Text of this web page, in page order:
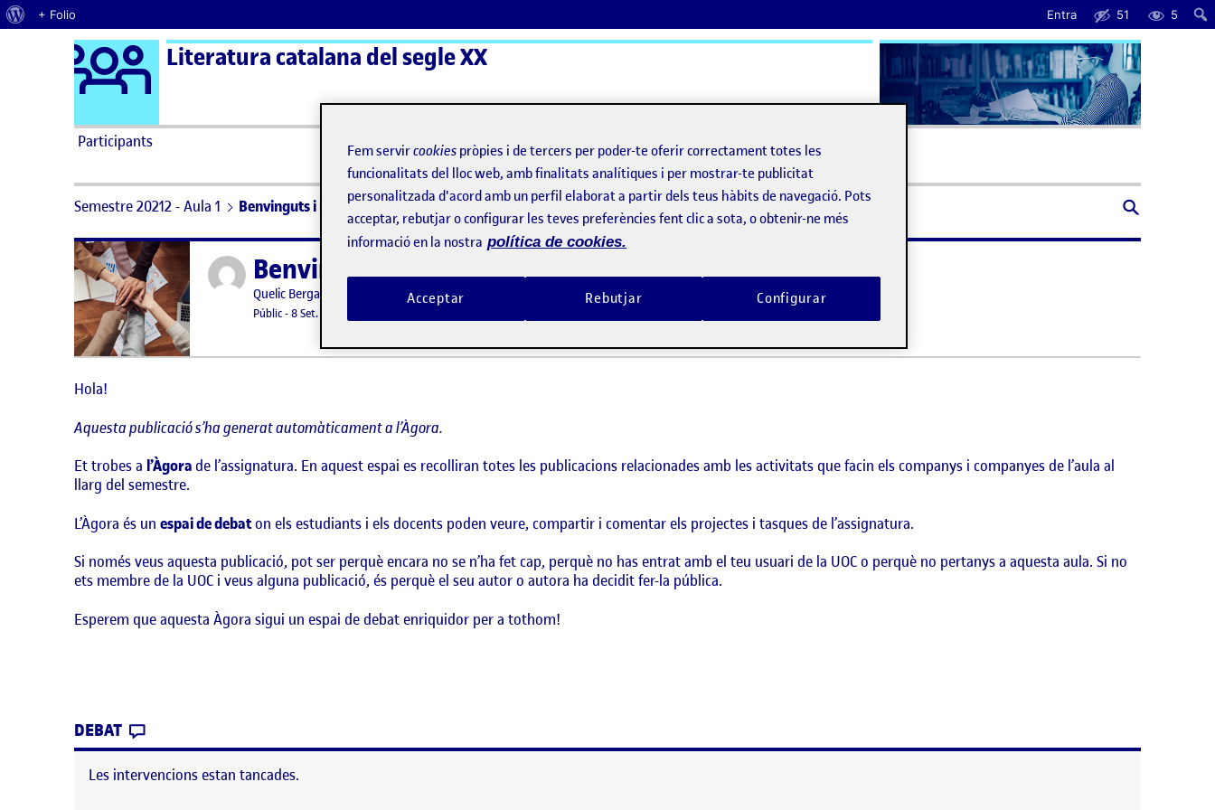
Quant al WordPress
+ Folio Entra 51 5
Saltar al contingut Logo Ágora
Literatura catalana del segle XX
Participants ActiFolios Ajuda
Semestre 20212 - Aula 1 Benvinguts i benvingudes!
Publicat perBenvinguts i benvingudes!
Publicat per
Quelic Berga Carreras
Visibilitat:
Públic-Data de publicació
8 Set. 2021
Hola!
Aquesta publicació s’ha generat automàticament a l’Àgora.
Et trobes a l’Àgora de l’assignatura. En aquest espai es recolliran totes les publicacions relacionades amb les activitats que facin els companys i companyes de l’aula al
llarg del semestre.
L’Àgora és un espai de debaton els estudiants i els docents poden veure, compartir i comentar els projectes i tasques de l’assignatura.
Si només veus aquesta publicació, pot ser perquè encara no se n’ha fet cap, perquè no has entrat amb el teu usuari de la UOC o perquè no pertanys a aquesta aula. Si no
ets membre de la UOC i veus alguna publicació, és perquè el seu autor o autora ha decidit fer-la pública.
Esperem que aquesta Àgora sigui un espai de debat enriquidor per a tothom!
DEBAT
Les intervencions estan tancades.
Fem servircookies pròpies i de tercers per poder-te oferir correctament totes les
funcionalitats del lloc web, amb finalitats analítiques i per mostrar-te publicitat
personalitzada d'acord amb un perfil elaborat a partir dels teus hàbits de navegació. Pots
acceptar, rebutjar o configurar les teves preferències fent clic a sota, o obtenir-ne més
informació en la nostra política de cookies.
Rebutjar
Acceptar Configurar